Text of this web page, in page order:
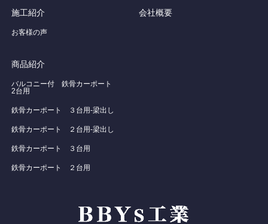
施工紹介
お客様の声
会社概要
商品紹介
バルコニー付 鉄骨カーポート
2台用
鉄骨カーポート ３台用-梁出し
鉄骨カーポート ２台用-梁出し
鉄骨カーポート ３台用
鉄骨カーポート ２台用